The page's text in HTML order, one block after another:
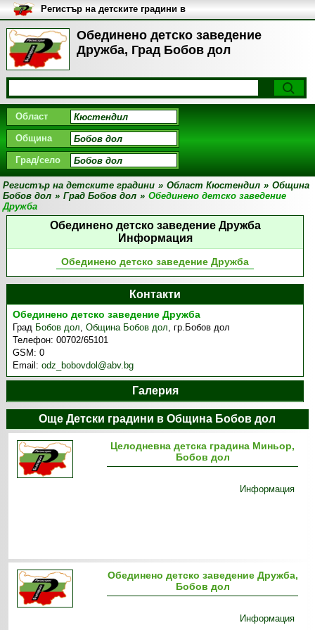
Обединено детско заведение
Дружба, Град Бобов дол
Регистър на детските градини в
България
Област
Община
Град/село
Регистър на детските градини » Област Кюстендил » Община
Бобов дол » Град Бобов дол » Обединено детско заведение
Дружба
Обединено детско заведение Дружба
Информация
Обединено детско заведение Дружба
Контакти
Обединено детско заведение Дружба
Град Бобов дол,Община Бобов дол,гр.Бобов дол
Телефон:00702/65101
GSM:0
Email:odz_bobovdol@abv.bg
Галерия
Още Детски градини в Община Бобов дол
Целодневна детска градина Миньор,
Бобов дол
Информация
Обединено детско заведение Дружба,
Бобов дол
Информация